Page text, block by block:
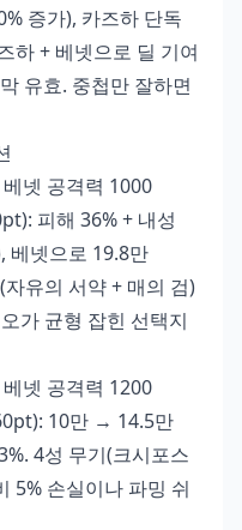
증가), 카즈하 단독
하 + 베넷으로 딜 기여
유효. 중첩만 잘하면
넷 공격력 1000
피해 36% + 내성
베넷으로 19.8만
유의 서약 + 매의 검)
가 균형 잡힌 선택지
넷 공격력 1200
10만 → 14.5만
4성 무기(크시포스
5% 손실이나 파밍 쉬